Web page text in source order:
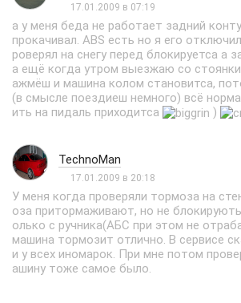
17.01.2009 в 07:19
а у меня беда не работает задний
прокачивал. ABS есть но я его
роверял на снегу перед блокируетса а
а ещё когда утром выезжаю со
ажмёш и машина колом становитса,
(в смысле поездиеш немного) всё
ить на пидаль приходитса
)
TechnoMan
17.01.2009 в 20:18
У меня когда проверяли тормоза на
оза притормаживают, но не
олько с ручника(АБС при этом не
машина тормозит отлично. В сервисе
и у всех иномарок. При мне потом
ашину тоже самое было.